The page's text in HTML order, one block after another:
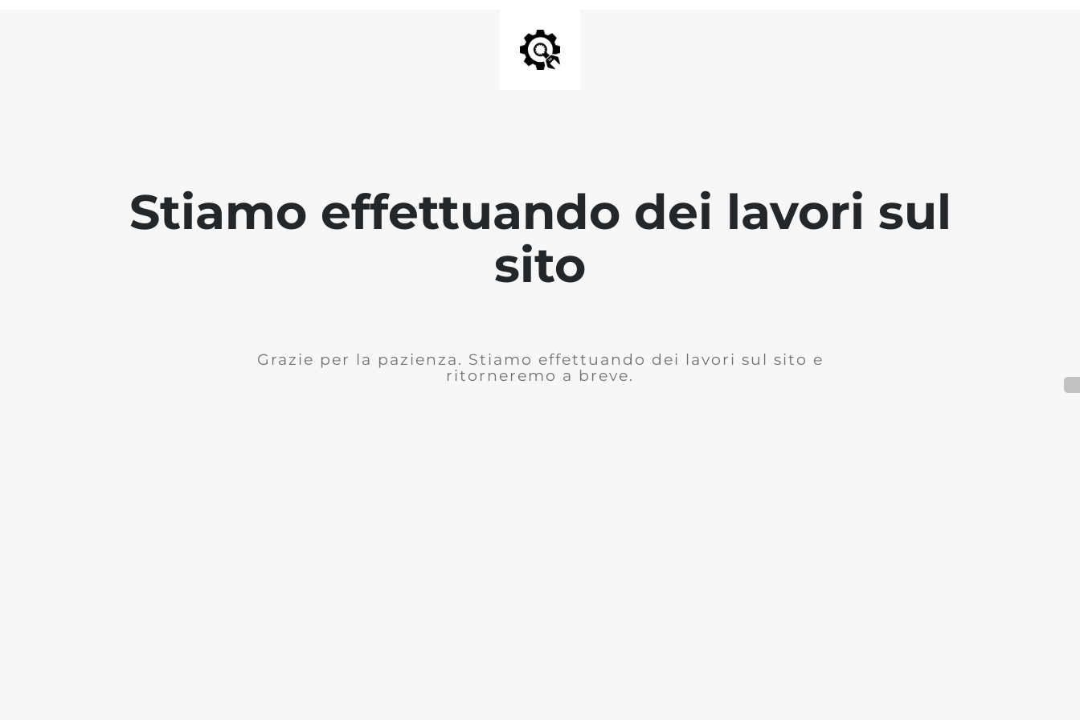
Stiamo effettuando dei lavori sul
sito
Grazie per la pazienza. Stiamo effettuando dei lavori sul sito e
ritorneremo a breve.